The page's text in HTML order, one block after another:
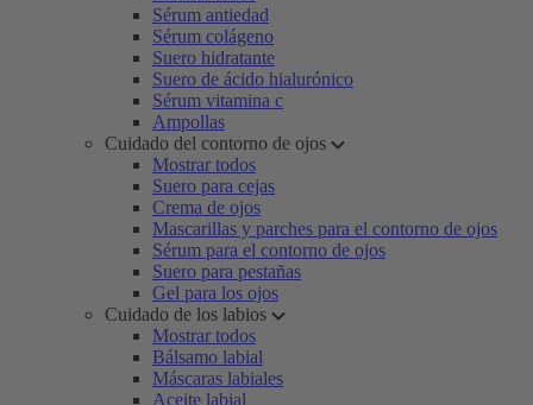
Sérum antiedad
Sérum colágeno
Suero hidratante
Suero de ácido hialurónico
Sérum vitamina c
Ampollas
Cuidado del contorno de ojos
Mostrar todos
Suero para cejas
Crema de ojos
Mascarillas y parches para el contorno de ojos
Sérum para el contorno de ojos
Suero para pestañas
Gel para los ojos
Cuidado de los labios
Mostrar todos
Bálsamo labial
Máscaras labiales
Aceite labial